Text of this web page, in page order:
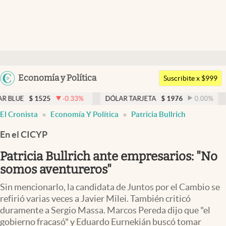
Argentina
Uruguay
Economía y Política
Members
Economía y Política
Finanzas y Mercados
Mercados Online
Negocios
Columnistas
Otras secciones
Apertura
Suscribite x $999
1525 -0.33% DÓLAR TARJETA $ 1976 0.00% DÓLAR
El Cronista Economía Y Política Patricia Bullrich
En el CICYP
Patricia Bullrich ante empresarios: "No
somos aventureros"
Sin mencionarlo, la candidata de Juntos por el Cambio se
refirió varias veces a Javier Milei. También criticó
duramente a Sergio Massa. Marcos Pereda dijo que "el
gobierno fracasó" y Eduardo Eurnekián buscó tomar